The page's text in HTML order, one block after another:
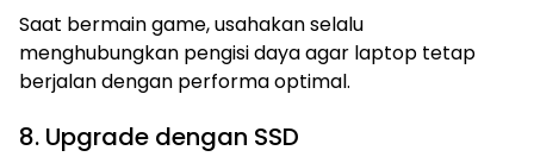
Saat bermain game, usahakan selalu
menghubungkan pengisi daya agar laptop tetap
berjalan dengan performa optimal.
8. Upgrade dengan SSD